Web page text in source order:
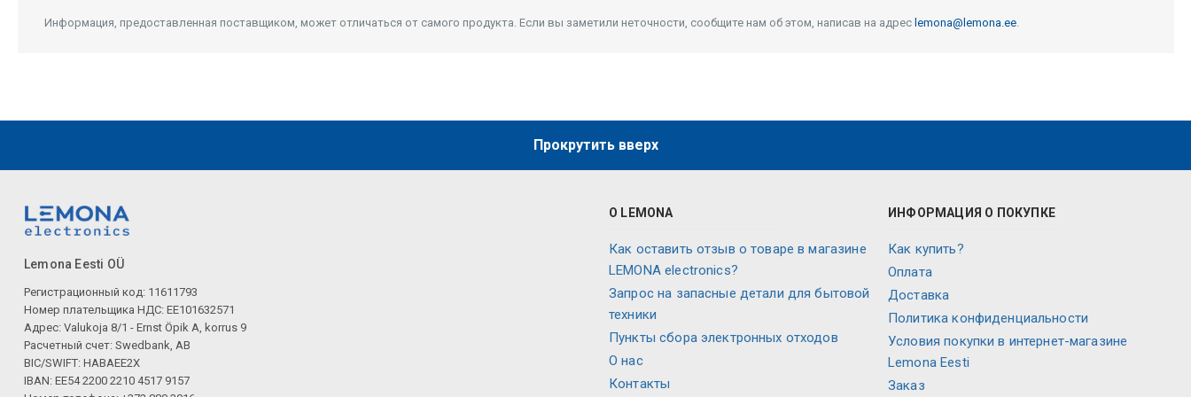
Информация, предоставленная поставщиком, может отличаться от самого продукта. Если вы заметили неточности, сообщите нам об этом, написав на адрес lemona@lemona.ee.
Прокрутить вверх
Lemona Eesti OÜ
Регистрационный код: 11611793
Номер плательщика НДС: EE101632571
Адрес: Valukoja 8/1 - Ernst Öpik A, korrus 9
Расчетный счет: Swedbank, AB
BIC/SWIFT: HABAEE2X
IBAN: EE54 2200 2210 4517 9157
О LEMONA
Как оставить отзыв о товаре в магазине
LEMONA electronics?
Запрос на запасные детали для бытовой
техники
Пункты сбора электронных отходов
О нас
Контакты
ИНФОРМАЦИЯ О ПОКУПКЕ
Как купить?
Оплата
Доставка
Политика конфиденциальности
Условия покупки в интернет-магазине
Lemona Eesti
Заказ